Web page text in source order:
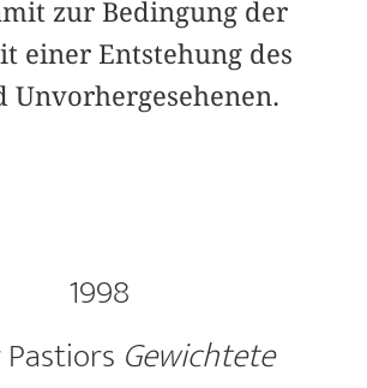
zur Bedingung der
einer Entstehung des
Unvorhergesehenen.
1998
Gewichtete